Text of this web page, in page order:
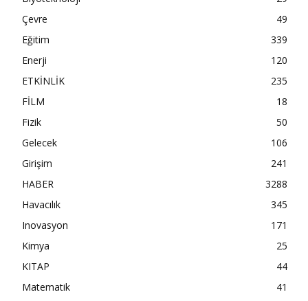
Çevre
49
Eğitim
339
Enerji
120
ETKİNLİK
235
FİLM
18
Fizik
50
Gelecek
106
Girişim
241
HABER
3288
Havacılık
345
Inovasyon
171
Kimya
25
KITAP
44
Matematik
41